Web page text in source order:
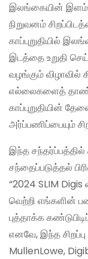
இலங்கையின் இளம்
நிறுவனம்
காப்புறுதியில்
இடத்தை உறுதி
வழங்கும்
எல்லைகளைத்
காப்புறுதியின்
அர்ப்பணிப்பையும்
இந்த
சந்தைப்படுத்தல்
“2024 SLIM Digis
வெற்றி எங்களின்
புத்தாக்க
எனவே, இந்த
MullenLowe,